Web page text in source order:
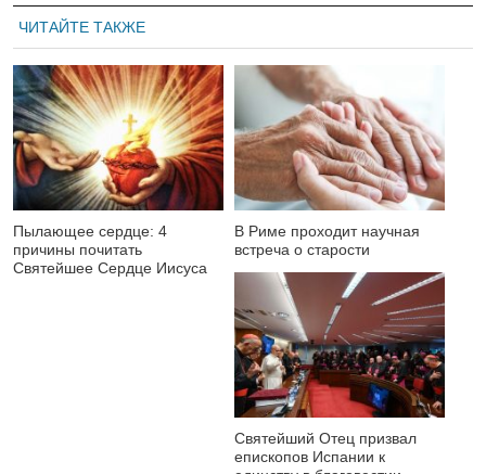
ЧИТАЙТЕ ТАКЖЕ
Пылающее сердце: 4
причины почитать
Святейшее Сердце Иисуса
В Риме проходит научная
встреча о старости
Святейший Отец призвал
епископов Испании к